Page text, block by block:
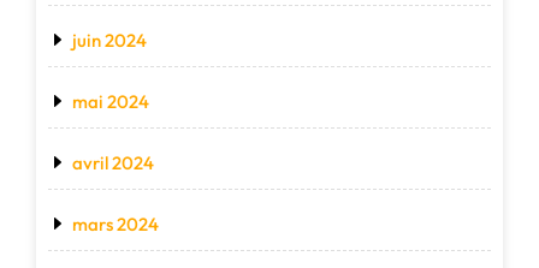
juin 2024
mai 2024
avril 2024
mars 2024